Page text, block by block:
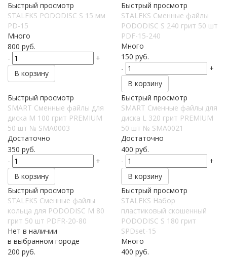
Быстрый просмотр
STALEKS PODODISC S 15 мм
PD-15
Много
800 руб.
-
+
В корзину
Быстрый просмотр
STALEKS Сменные файлы
PODODISC S 240 грит 50 шт
PDF-15-240
Много
150 руб.
-
+
В корзину
Быстрый просмотр
SMART Сменные файлы для
диска M 100 грит PREMIUM
50 шт № SMA0003
Достаточно
350 руб.
-
+
В корзину
Быстрый просмотр
SMART Сменные файлы для
диска L 320 грит PREMIUM
50 шт № SMA0021
Достаточно
400 руб.
-
+
В корзину
Быстрый просмотр
STALEKS Сменные файлы
кольца для PODODISC M 80
грит 50 шт PDFR-20-80
Нет в наличии
в выбранном городе
200 руб.
Быстрый просмотр
STALEKS Набор
пластиковый скошенный
PODODISC S 180 грит
SPDset-15
Много
400 руб.